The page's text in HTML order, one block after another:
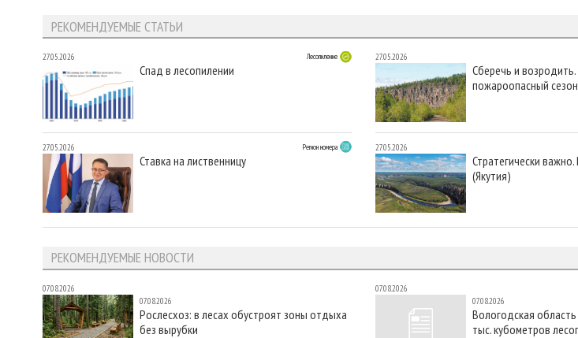
РЕКОМЕНДУЕМЫЕ СТАТЬИ
27.05.2026 Лесопиление
Спад в лесопилении
27.05.2026 Регион номера
Ставка на лиственницу
27.05.2026
Сберечь и возродить.
пожароопасный сезон
27.05.2026
Стратегически
(Якутия)
РЕКОМЕНДУЕМЫЕ НОВОСТИ
07.08.2026
07.08.2026
Рослесхоз: в лесах обустроят зоны отдыха
без вырубки
07.08.2026
07.08.2026
Вологодская
тыс. кубометров